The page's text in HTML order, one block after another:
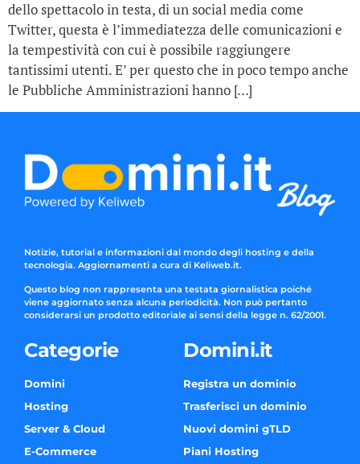
dello spettacolo in testa, di un social media come
Twitter, questa è l’immediatezza delle comunicazioni e
la tempestività con cui è possibile raggiungere
tantissimi utenti. E’ per questo che in poco tempo anche
le Pubbliche Amministrazioni hanno […]
Notizie, tutorial e informazioni dal mondo degli hosting e della
tecnologia. Aggiornamenti a cura di Keliweb.it.
Questo blog non rappresenta una testata giornalistica poiché
viene aggiornato senza alcuna periodicità. Non può pertanto
considerarsi un prodotto editoriale ai sensi della legge n. 62/2001.
Categorie
Domini
Hosting
Server & Cloud
E-Commerce
Domini.it
Registra un dominio
Trasferisci un dominio
Nuovi domini gTLD
Piani Hosting